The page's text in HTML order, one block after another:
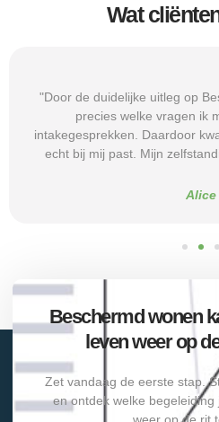
Wat
"Door de duidelijke uitleg op
precies welke vragen ik
intakegesprekken. Daardoor
echt bij mij past. Mijn
Alice
Beschermd wonen
leven weer op
Zet vandaag de eerste stap.
en ontdek welke